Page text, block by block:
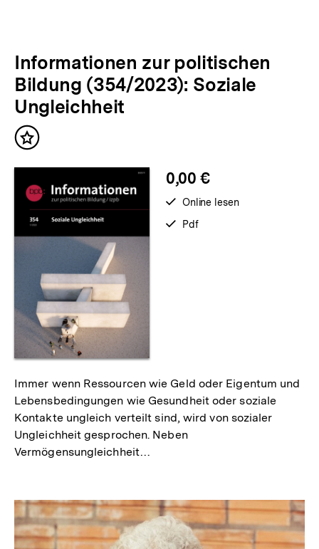
Informationen zur politischen
Bildung (354/2023): Soziale
Ungleichheit
Inhalt
0,00 €
verfügbar
Online lesen
verfügbar
Pdf
Immer wenn Ressourcen wie Geld oder Eigentum und
Lebensbedingungen wie Gesundheit oder soziale
Kontakte ungleich verteilt sind, wird von sozialer
Ungleichheit gesprochen. Neben
Vermögensungleichheit…